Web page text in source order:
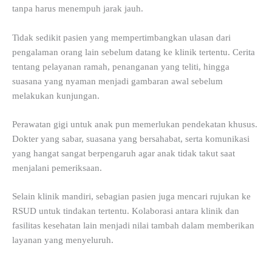
tanpa harus menempuh jarak jauh.
Tidak sedikit pasien yang mempertimbangkan ulasan dari
pengalaman orang lain sebelum datang ke klinik tertentu. Cerita
tentang pelayanan ramah, penanganan yang teliti, hingga
suasana yang nyaman menjadi gambaran awal sebelum
melakukan kunjungan.
Perawatan gigi untuk anak pun memerlukan pendekatan khusus.
Dokter yang sabar, suasana yang bersahabat, serta komunikasi
yang hangat sangat berpengaruh agar anak tidak takut saat
menjalani pemeriksaan.
Selain klinik mandiri, sebagian pasien juga mencari rujukan ke
RSUD untuk tindakan tertentu. Kolaborasi antara klinik dan
fasilitas kesehatan lain menjadi nilai tambah dalam memberikan
layanan yang menyeluruh.